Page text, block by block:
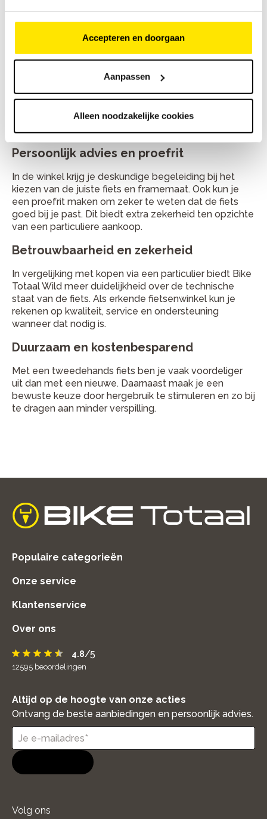
Accepteren en doorgaan
Aanpassen
Alleen noodzakelijke cookies
en vakkundig afgesteld voordat deze de winkel
verlaat. Essentiële onderdelen zoals remmen,
verlichting en versnellingen worden gecontroleerd,
zodat je met vertrouwen kunt fietsen.
Garantie en omruilservice
Bij Bike Totaal Wild profiteer je van garantie en een
omruilmogelijkheid. Mocht er iets niet in orde zijn, dan
kun je rekenen op een passende oplossing.
Persoonlijk advies en proefrit
In de winkel krijg je deskundige begeleiding bij het
kiezen van de juiste fiets en framemaat. Ook kun je
een proefrit maken om zeker te weten dat de fiets
goed bij je past. Dit biedt extra zekerheid ten opzichte
van een particuliere aankoop.
Betrouwbaarheid en zekerheid
In vergelijking met kopen via een particulier biedt Bike
Totaal Wild meer duidelijkheid over de technische
staat van de fiets. Als erkende fietsenwinkel kun je
rekenen op kwaliteit, service en ondersteuning
wanneer dat nodig is.
Duurzaam en kostenbesparend
Met een tweedehands fiets ben je vaak voordeliger
uit dan met een nieuwe. Daarnaast maak je een
bewuste keuze door hergebruik te stimuleren en zo bij
te dragen aan minder verspilling.
home
Populaire categorieën
Onze service
Klantenservice
Over ons
4.8/5
12595 beoordelingen
Altijd op de hoogte van onze acties
Ontvang de beste aanbiedingen en persoonlijk advies.
Volg ons